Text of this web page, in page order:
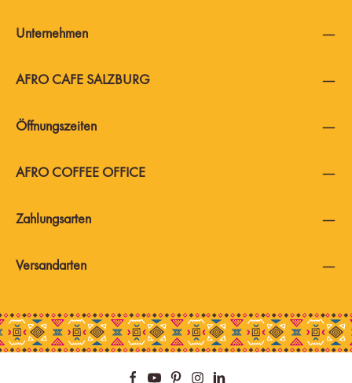
AFRO COFFEE OFFICE
AFRO CAFE SALZBURG
Zahlungsarten
Unternehmen
Öffnungszeiten
Versandarten